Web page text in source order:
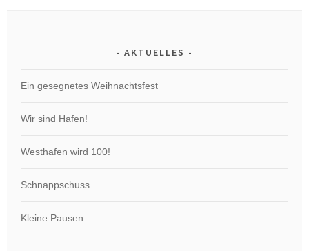
AKTUELLES
Ein gesegnetes Weihnachtsfest
Wir sind Hafen!
Westhafen wird 100!
Schnappschuss
Kleine Pausen